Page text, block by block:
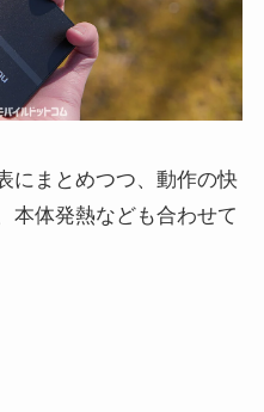
にまとめつつ、動作の快
本体発熱なども合わせて